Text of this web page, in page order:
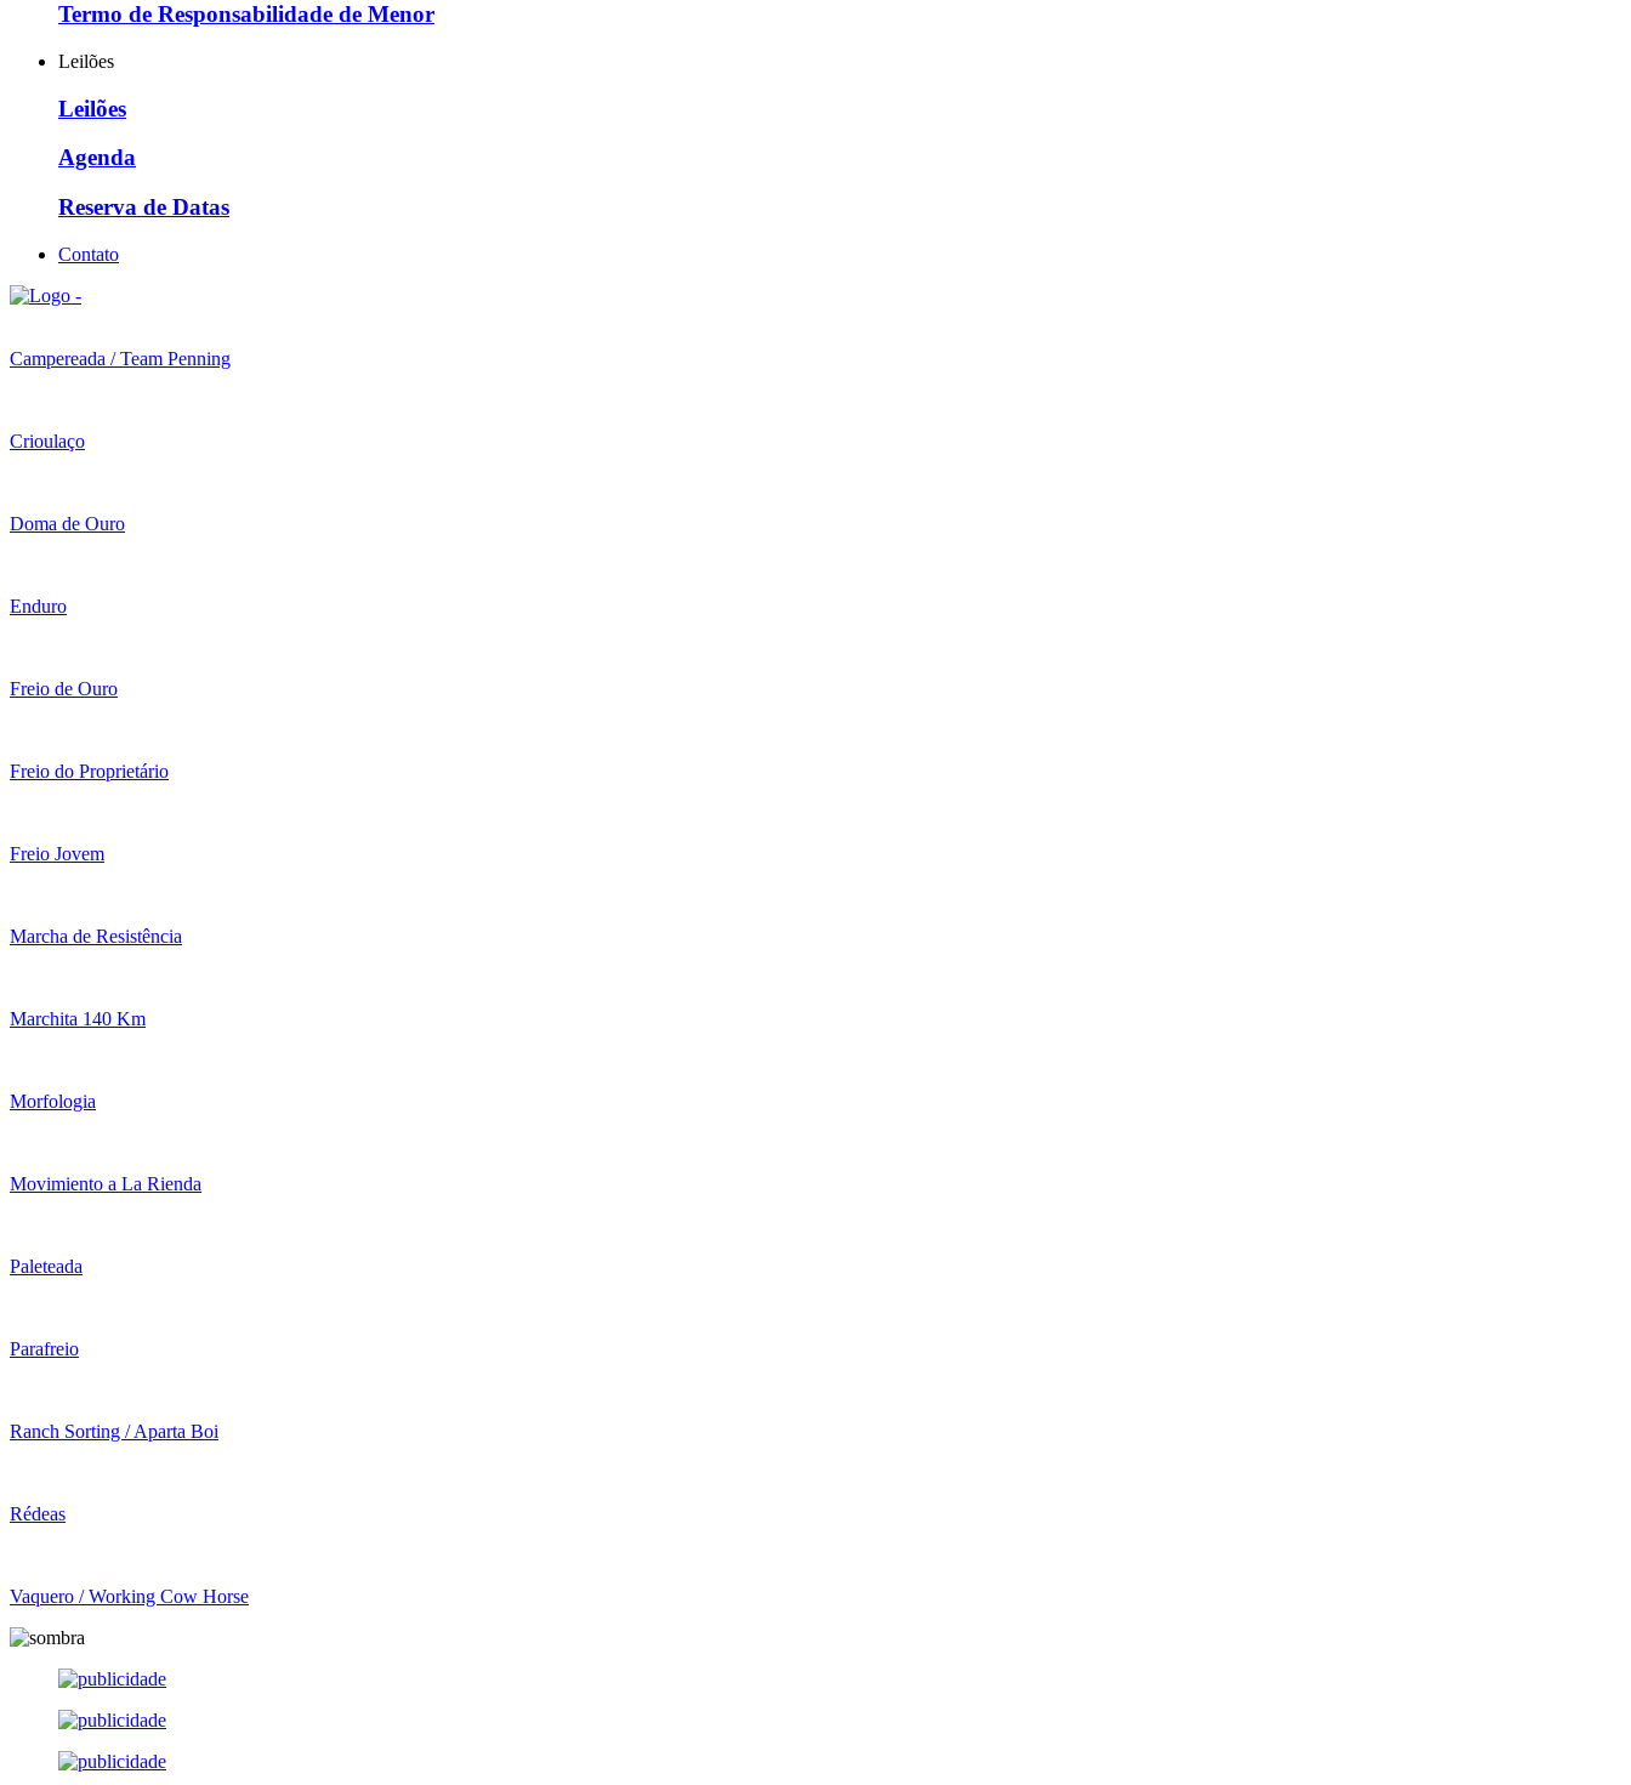
Termo de Responsabilidade de Menor
Leilões
Leilões
Agenda
Reserva de Datas
Contato
Campereada / Team Penning
Crioulaço
Doma de Ouro
Enduro
Freio de Ouro
Freio do Proprietário
Freio Jovem
Marcha de Resistência
Marchita 140 Km
Morfologia
Movimiento a La Rienda
Paleteada
Parafreio
Ranch Sorting / Aparta Boi
Rédeas
Vaquero / Working Cow Horse